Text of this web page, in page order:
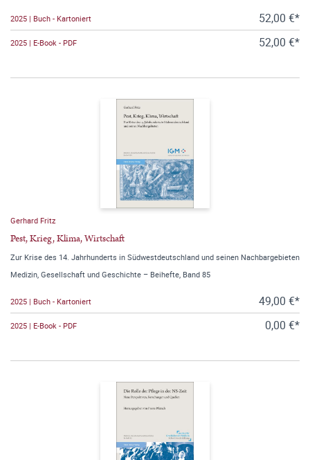
2025 | Buch - Kartoniert 52,00 €*
2025 | E-Book - PDF 52,00 €*
Gerhard Fritz
Pest, Krieg, Klima, Wirtschaft
Zur Krise des 14. Jahrhunderts in Südwestdeutschland und seinen Nachbargebieten
Medizin, Gesellschaft und Geschichte – Beihefte, Band 85
2025 | Buch - Kartoniert 49,00 €*
2025 | E-Book - PDF 0,00 €*